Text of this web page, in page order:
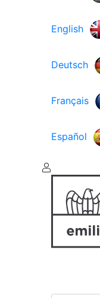
English
Deutsch
Français
Español